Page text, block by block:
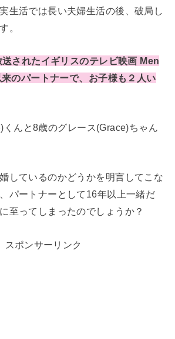
生活では長い夫婦生活の後、破局し
。
されたイギリスのテレビ映画 Men
のパートナーで、お子様も２人い
くんと8歳のグレース(Grace)ちゃん
しているのかどうかを明言してこな
パートナーとして16年以上一緒だ
至ってしまったのでしょうか？
スポンサーリンク